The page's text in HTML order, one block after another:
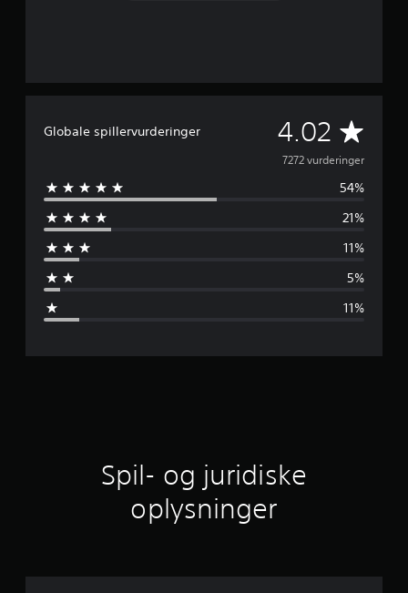
Globale spillervurderinger 4.02 G
e
n
n
m
n
7272 vurderinger
54%
21%
11%
5%
11%
Spil- og juridiske
oplysninger